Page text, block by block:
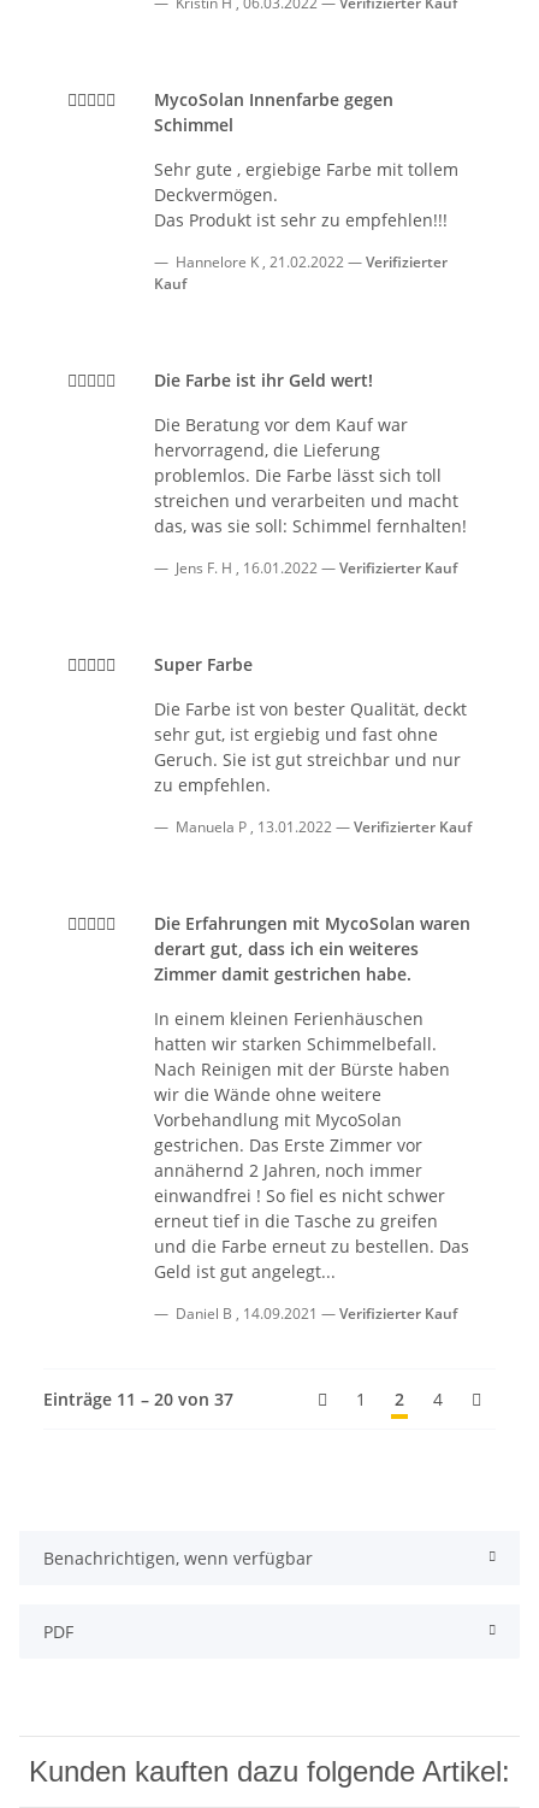
MycoSolan Innenfarbe gegen
Schimmel
Sehr gute , ergiebige Farbe mit tollem
Deckvermögen.
Das Produkt ist sehr zu empfehlen!!!
Hannelore K , 21.02.2022
Verifizierter
Kauf
Die Farbe ist ihr Geld wert!
Die Beratung vor dem Kauf war
hervorragend, die Lieferung
problemlos. Die Farbe lässt sich toll
streichen und verarbeiten und macht
das, was sie soll: Schimmel fernhalten!
Jens F. H , 16.01.2022 Verifizierter Kauf
Super Farbe
Die Farbe ist von bester Qualität, deckt
sehr gut, ist ergiebig und fast ohne
Geruch. Sie ist gut streichbar und nur
zu empfehlen.
Manuela P , 13.01.2022 Verifizierter Kauf
Die Erfahrungen mit MycoSolan waren
derart gut, dass ich ein weiteres
Zimmer damit gestrichen habe.
In einem kleinen Ferienhäuschen
hatten wir starken Schimmelbefall.
Nach Reinigen mit der Bürste haben
wir die Wände ohne weitere
Vorbehandlung mit MycoSolan
gestrichen. Das Erste Zimmer vor
annähernd 2 Jahren, noch immer
einwandfrei ! So fiel es nicht schwer
erneut tief in die Tasche zu greifen
und die Farbe erneut zu bestellen. Das
Geld ist gut angelegt...
Daniel B , 14.09.2021 Verifizierter Kauf
Einträge 11 – 20 von 37 1 2 4
Benachrichtigen, wenn verfügbar
PDF
Kunden kauften dazu folgende Artikel: